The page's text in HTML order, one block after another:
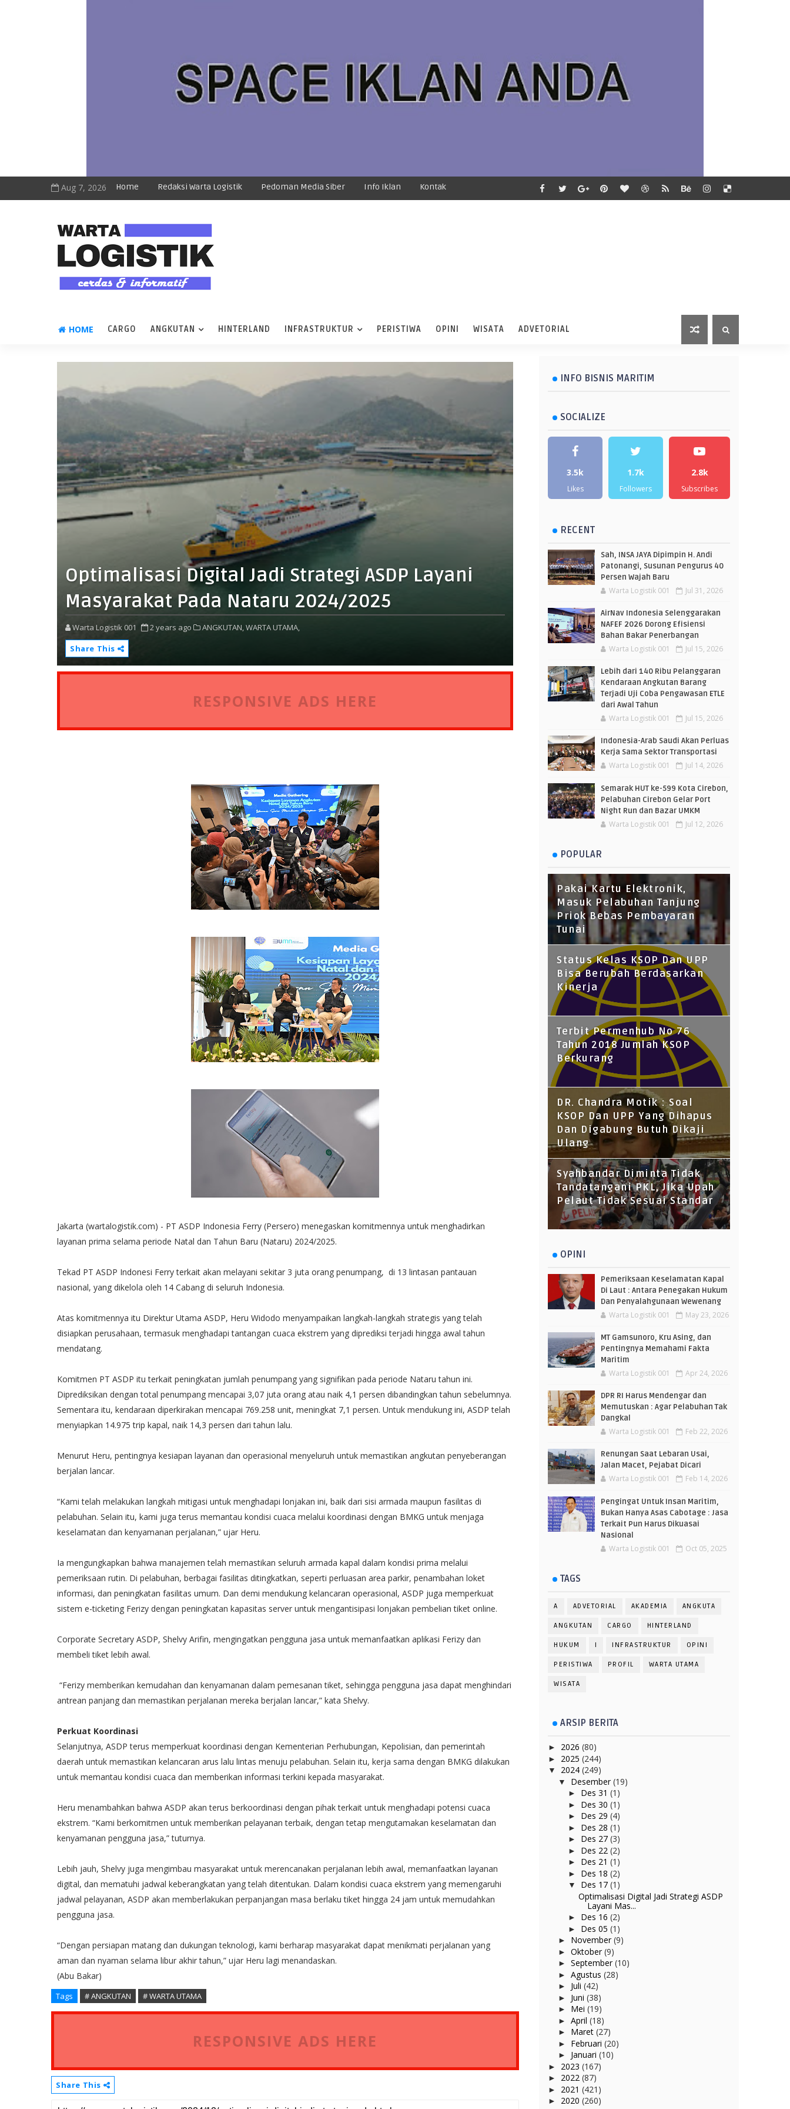
Aug 7, 2026 Home Redaksi Warta Logistik Pedoman Media Siber Info Iklan Kontak
HOME CARGO ANGKUTAN HINTERLAND INFRASTRUKTUR PERISTIWA OPINI WISATA ADVETORIAL
Optimalisasi Digital Jadi Strategi ASDP Layani
Masyarakat Pada Nataru 2024/2025
Warta Logistik 001 2 years ago ANGKUTAN,WARTA UTAMA,
Share This
RESPONSIVE ADS HERE
Jakarta (wartalogistik.com) - PT ASDP Indonesia Ferry (Persero) menegaskan komitmennya untuk menghadirkan
layanan prima selama periode Natal dan Tahun Baru (Nataru) 2024/2025.
Tekad PT ASDP Indonesi Ferry terkait akan melayani sekitar 3 juta orang penumpang, di 13 lintasan pantauan
nasional, yang dikelola oleh 14 Cabang di seluruh Indonesia.
Atas komitmennya itu Direktur Utama ASDP, Heru Widodo menyampaikan langkah-langkah strategis yang telah
disiapkan perusahaan, termasuk menghadapi tantangan cuaca ekstrem yang diprediksi terjadi hingga awal tahun
mendatang.
Komitmen PT ASDP itu terkait peningkatan jumlah penumpang yang signifikan pada periode Nataru tahun ini.
Diprediksikan dengan total penumpang mencapai 3,07 juta orang atau naik 4,1 persen dibandingkan tahun sebelumnya.
Sementara itu, kendaraan diperkirakan mencapai 769.258 unit, meningkat 7,1 persen. Untuk mendukung ini, ASDP telah
menyiapkan 14.975 trip kapal, naik 14,3 persen dari tahun lalu.
Menurut Heru, pentingnya kesiapan layanan dan operasional menyeluruh untuk memastikan angkutan penyeberangan
berjalan lancar.
“Kami telah melakukan langkah mitigasi untuk menghadapi lonjakan ini, baik dari sisi armada maupun fasilitas di
pelabuhan. Selain itu, kami juga terus memantau kondisi cuaca melalui koordinasi dengan BMKG untuk menjaga
keselamatan dan kenyamanan perjalanan,” ujar Heru.
Ia mengungkapkan bahwa manajemen telah memastikan seluruh armada kapal dalam kondisi prima melalui
pemeriksaan rutin. Di pelabuhan, berbagai fasilitas ditingkatkan, seperti perluasan area parkir, penambahan loket
informasi, dan peningkatan fasilitas umum. Dan demi mendukung kelancaran operasional, ASDP juga memperkuat
sistem e-ticketing Ferizy dengan peningkatan kapasitas server untuk mengantisipasi lonjakan pembelian tiket online.
Corporate Secretary ASDP, Shelvy Arifin, mengingatkan pengguna jasa untuk memanfaatkan aplikasi Ferizy dan
membeli tiket lebih awal.
“Ferizy memberikan kemudahan dan kenyamanan dalam pemesanan tiket, sehingga pengguna jasa dapat menghindari
antrean panjang dan memastikan perjalanan mereka berjalan lancar,” kata Shelvy.
Perkuat Koordinasi
Selanjutnya, ASDP terus memperkuat koordinasi dengan Kementerian Perhubungan, Kepolisian, dan pemerintah
daerah untuk memastikan kelancaran arus lalu lintas menuju pelabuhan. Selain itu, kerja sama dengan BMKG dilakukan
untuk memantau kondisi cuaca dan memberikan informasi terkini kepada masyarakat.
Heru menambahkan bahwa ASDP akan terus berkoordinasi dengan pihak terkait untuk menghadapi potensi cuaca
ekstrem. “Kami berkomitmen untuk memberikan pelayanan terbaik, dengan tetap mengutamakan keselamatan dan
kenyamanan pengguna jasa,” tuturnya.
Lebih jauh, Shelvy juga mengimbau masyarakat untuk merencanakan perjalanan lebih awal, memanfaatkan layanan
digital, dan mematuhi jadwal keberangkatan yang telah ditentukan. Dalam kondisi cuaca ekstrem yang memengaruhi
jadwal pelayanan, ASDP akan memberlakukan perpanjangan masa berlaku tiket hingga 24 jam untuk memudahkan
pengguna jasa.
“Dengan persiapan matang dan dukungan teknologi, kami berharap masyarakat dapat menikmati perjalanan yang
aman dan nyaman selama libur akhir tahun,” ujar Heru lagi menandaskan.
(Abu Bakar)
Tags # ANGKUTAN # WARTA UTAMA
RESPONSIVE ADS HERE
Share This
INFO BISNIS MARITIM
SOCIALIZE
3.5k
Likes
1.7k
Followers
2.8k
Subscribes
RECENT
Sah, INSA JAYA Dipimpin H. Andi
Patonangi, Susunan Pengurus 40
Persen Wajah Baru
Warta Logistik 001 Jul 31, 2026
AirNav Indonesia Selenggarakan
NAFEF 2026 Dorong Efisiensi
Bahan Bakar Penerbangan
Warta Logistik 001 Jul 15, 2026
Lebih dari 140 Ribu Pelanggaran
Kendaraan Angkutan Barang
Terjadi Uji Coba Pengawasan ETLE
dari Awal Tahun
Warta Logistik 001 Jul 15, 2026
Indonesia-Arab Saudi Akan Perluas
Kerja Sama Sektor Transportasi
Warta Logistik 001 Jul 14, 2026
Semarak HUT ke-599 Kota Cirebon,
Pelabuhan Cirebon Gelar Port
Night Run dan Bazar UMKM
Warta Logistik 001 Jul 12, 2026
POPULAR
Pakai Kartu Elektronik,
Masuk Pelabuhan Tanjung
Priok Bebas Pembayaran
Tunai
Status Kelas KSOP Dan UPP
Bisa Berubah Berdasarkan
Kinerja
Terbit Permenhub No 76
Tahun 2018 Jumlah KSOP
Berkurang
DR. Chandra Motik : Soal
KSOP Dan UPP Yang Dihapus
Dan Digabung Butuh Dikaji
Ulang
Syahbandar Diminta Tidak
Tandatangani PKL, Jika Upah
Pelaut Tidak Sesuai Standar
OPINI
Pemeriksaan Keselamatan Kapal
Di Laut : Antara Penegakan Hukum
Dan Penyalahgunaan Wewenang
Warta Logistik 001 May 23, 2026
MT Gamsunoro, Kru Asing, dan
Pentingnya Memahami Fakta
Maritim
Warta Logistik 001 Apr 24, 2026
DPR RI Harus Mendengar dan
Memutuskan : Agar Pelabuhan Tak
Dangkal
Warta Logistik 001 Feb 22, 2026
Renungan Saat Lebaran Usai,
Jalan Macet, Pejabat Dicari
Warta Logistik 001 Feb 14, 2026
Pengingat Untuk Insan Maritim,
Bukan Hanya Asas Cabotage : Jasa
Terkait Pun Harus Dikuasai
Nasional
Warta Logistik 001 Oct 05, 2025
TAGS
A ADVETORIAL AKADEMIA ANGKUTA
ANGKUTAN CARGO HINTERLAND
HUKUM I INFRASTRUKTUR OPINI
PERISTIWA PROFIL WARTA UTAMA
WISATA
ARSIP BERITA
► 2026 (80)
► 2025 (244)
▼ 2024 (249)
▼ Desember(19)
► Des 31 (1)
► Des 30 (1)
► Des 29 (4)
► Des 28 (1)
► Des 27 (3)
► Des 22 (2)
► Des 21 (1)
► Des 18 (2)
▼ Des 17 (1)
Optimalisasi Digital Jadi Strategi ASDP
Layani Mas...
► Des 16 (2)
► Des 05 (1)
► November(9)
► Oktober(9)
► September(10)
► Agustus (28)
► Juli (42)
► Juni (38)
► Mei (19)
► April (18)
► Maret (27)
► Februari (20)
► Januari (10)
► 2023 (167)
► 2022 (87)
► 2021 (421)
► 2020 (260)